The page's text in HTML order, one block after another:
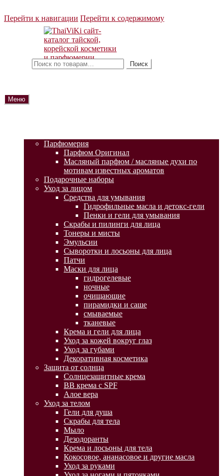
Перейти к навигации Перейти к содержимому
Поиск
Меню
Парфюмерия
Парфюм Оригинал
Масляный парфюм / масляные духи по
мотивам известных ароматов
Подарочные наборы
Уход за лицом
Средства для умывания
Гидрофильные масла и детокс-гели
Пенки и гели для умывания
Скрабы и пилинги для лица
Тонеры и мисты
Эмульсии
Сыворотки и лосьоны для лица
Патчи
Маски для лица
гидрогелевые
ночные
очищающие
пирамидки и саше
смываемые
тканевые
Крема и гели для лица
Уход за кожей вокруг глаз
Уход за губами
Декоративная косметика
Защита от солнца
Солнцезащитные крема
BB крема с SPF
Алое вера
Уход за телом
Гели для душа
Скрабы для тела
Мыло
Дезодоранты
Крема и лосьоны для тела
Кокосовое, ананасовое и другие масла
Уход за руками